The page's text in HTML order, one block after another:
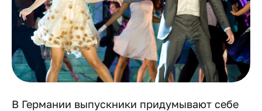
В Германии выпускники придумывают себе